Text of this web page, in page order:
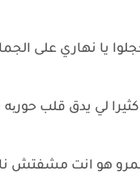
يا نهاري على
لي يدق قلب
عمرو هو انت